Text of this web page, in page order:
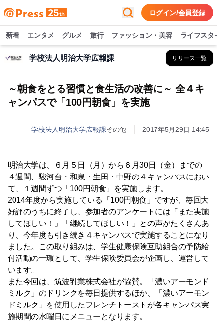
ログイン/会員登録
新着 エンタメ グルメ 旅行 ファッション・美容 ライフスタ
学校法人明治大学広報課 リリース一覧
～朝食をとる習慣と食生活の改善に～ 全４キ
ャンパスで「100円朝食」を実施
学校法人明治大学広報課その他 2017年5月29日 14:45
明治大学は、６月５日（月）から６月30日（金）までの
４週間、駿河台・和泉・生田・中野の４キャンパスにおい
て、１週間ずつ「100円朝食」を実施します。
2014年度から実施している「100円朝食」ですが、毎回大
好評のうちに終了し、参加者のアンケートには「また実施
してほしい！」「継続してほしい！」との声がたくさんあ
り、今年度も引き続き４キャンパスで実施することになり
ました。この取り組みは、学生健康保険互助組合の予防給
付活動の一環として、学生保険委員会が企画し、運営して
います。
また今回は、筑波乳業株式会社が協賛。「濃いアーモンド
ミルク」のドリンクを毎日提供するほか、「濃いアーモン
ドミルク」を使用したフレンチトーストが各キャンパス実
施期間の水曜日にメニューとなります。